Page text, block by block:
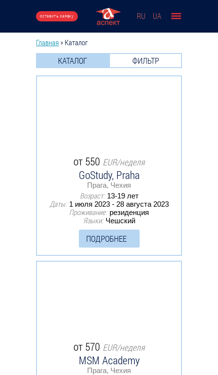
оставить заявку RU UA
Вы здесь
Главная » Каталог
КАТАЛОГ ФИЛЬТР
от 550 EUR/неделя
GoStudy, Praha
Прага, Чехия
Возраст: 13-19 лет
Даты: 1 июля 2023 - 28 августа 2023
Проживание: резиденция
Языки: Чешский
ПОДРОБНЕЕ
от 570 EUR/неделя
MSM Academy
Прага, Чехия